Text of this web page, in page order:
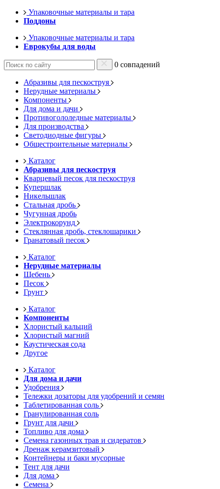
Упаковочные материалы и тара
Поддоны
Упаковочные материалы и тара
Еврокубы для воды
0 совпадений
Абразивы для пескоструя
Нерудные материалы
Компоненты
Для дома и дачи
Противогололедные материалы
Для производства
Светодиодные фигуры
Общестроительные материалы
Каталог
Абразивы для пескоструя
Кварцевый песок для пескоструя
Купершлак
Никельшлак
Стальная дробь
Чугунная дробь
Электрокорунд
Стеклянная дробь, стеклошарики
Гранатовый песок
Каталог
Нерудные материалы
Щебень
Песок
Грунт
Каталог
Компоненты
Хлористый кальций
Хлористый магний
Каустическая сода
Другое
Каталог
Для дома и дачи
Удобрения
Тележки дозаторы для удобрений и семян
Таблетированная соль
Гранулированная соль
Грунт для дачи
Топливо для дома
Семена газонных трав и сидератов
Дренаж керамзитовый
Контейнеры и баки мусорные
Тент для дачи
Для дома
Семена